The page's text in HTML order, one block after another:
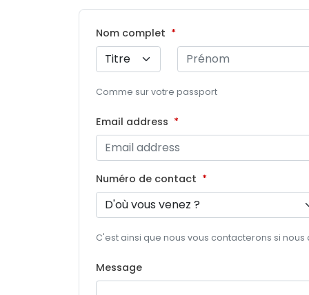
Nom complet
Comme sur votre passport
Email address
Numéro de contact
C'est ainsi que nous vous contacterons si
Message